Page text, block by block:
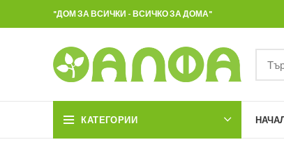
"ДОМ ЗА ВСИЧКИ - ВСИЧКО ЗА ДОМА"
КАТЕГОРИИ